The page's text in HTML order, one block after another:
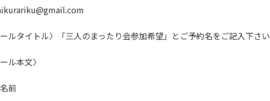
ールタイトル〉「三人のまったり会参加希望」とご予約名をご記入下さい
ル本文〉
前